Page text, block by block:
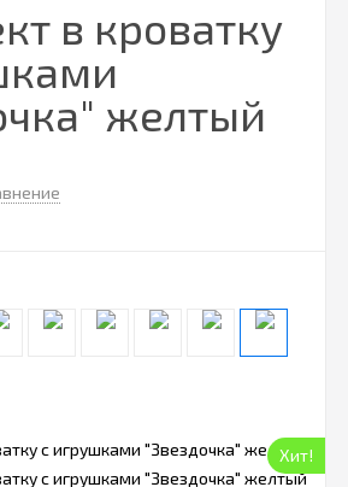
в кроватку
желтый
Хит!